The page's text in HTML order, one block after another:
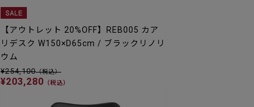
【アウトレット 20%OFF】REB005 カア
リデスク W150×D65cm / ブラックリノリ
ウム
¥254,100（税込）
¥203,280 （税込）